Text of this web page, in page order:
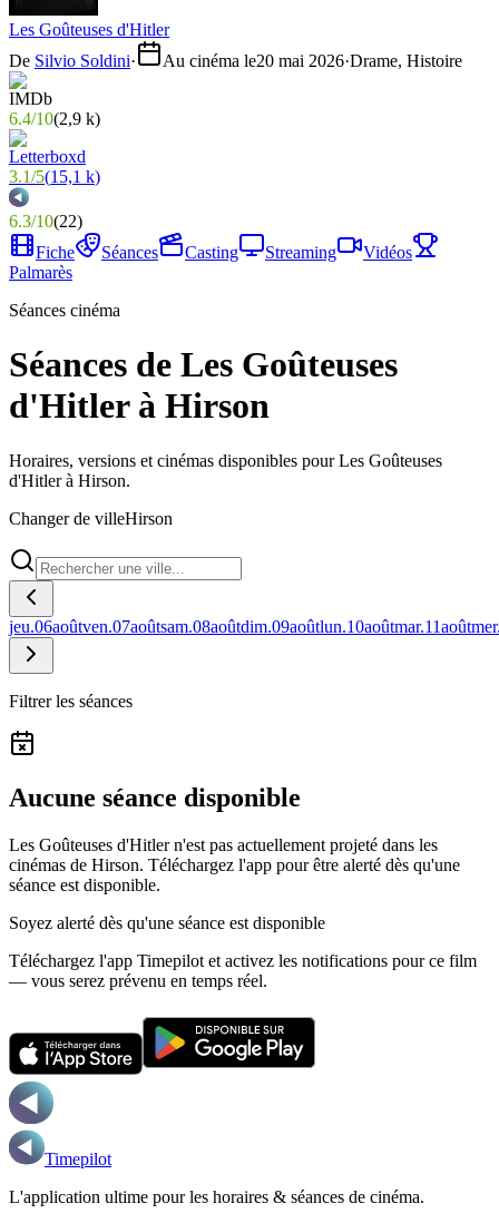
Les Goûteuses d'Hitler
De Silvio Soldini· Au cinéma le20 mai 2026·Drame, Histoire
6.4/10(2,9 k)
3.1/5(15,1 k)
6.3/10(22)
Fiche
Séances Casting Streaming
Vidéos
Palmarès
Séances cinéma
Séances de Les Goûteuses
d'Hitler à Hirson
Horaires, versions et cinémas disponibles pour Les Goûteuses
d'Hitler à Hirson.
Changer de villeHirson
jeu.06aoûtven.07aoûtsam.08aoûtdim.09aoûtlun.10aoûtmar.11août
Filtrer les séances
Aucune séance disponible
Les Goûteuses d'Hitler n'est pas actuellement projeté dans les
cinémas de Hirson. Téléchargez l'app pour être alerté dès qu'une
séance est disponible.
Soyez alerté dès qu'une séance est disponible
Téléchargez l'app Timepilot et activez les notifications pour ce film
— vous serez prévenu en temps réel.
Timepilot
L'application ultime pour les horaires & séances de cinéma.